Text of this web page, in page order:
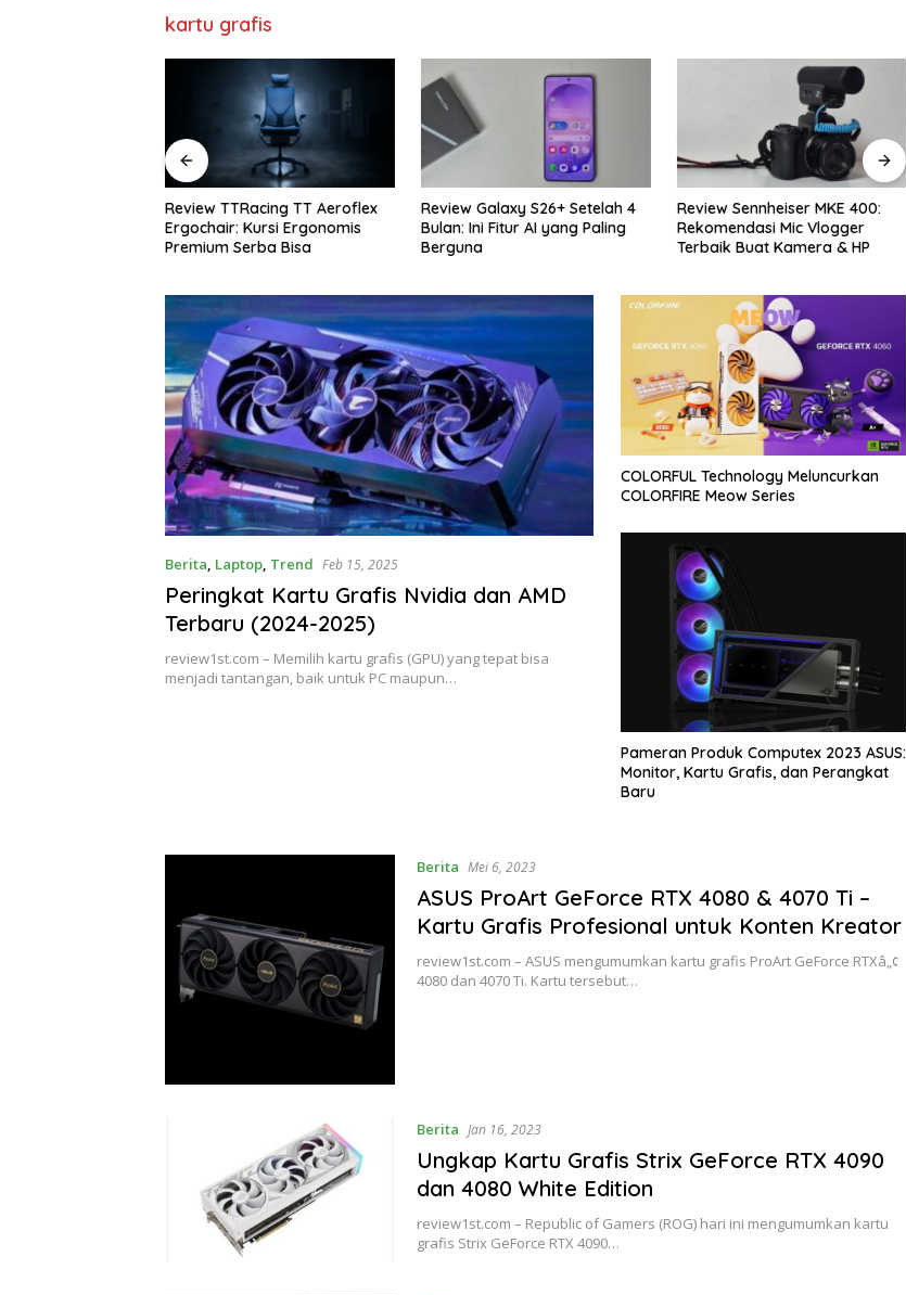
kartu grafis
Review Galaxy S26+ Setelah 4
Bulan: Ini Fitur AI yang Paling
Berguna
Review Sennheiser MKE 400:
Rekomendasi Mic Vlogger
Terbaik Buat Kamera & HP
Review Xiaomi Smart Band 10
Pro: Harga Sejutaan, Fiturnya
Bikin Nagih!
Berita, Laptop, Trend Feb 15, 2025
Peringkat Kartu Grafis Nvidia dan AMD
Terbaru (2024-2025)
review1st.com – Memilih kartu grafis (GPU) yang tepat bisa
menjadi tantangan, baik untuk PC maupun…
COLORFUL Technology Meluncurkan
COLORFIRE Meow Series
Pameran Produk Computex 2023 ASUS:
Monitor, Kartu Grafis, dan Perangkat
Baru
Berita Mei 6, 2023
ASUS ProArt GeForce RTX 4080 & 4070 Ti –
Kartu Grafis Profesional untuk Konten Kreator
review1st.com – ASUS mengumumkan kartu grafis ProArt GeForce RTXâ„¢
4080 dan 4070 Ti. Kartu tersebut…
Berita Jan 16, 2023
Ungkap Kartu Grafis Strix GeForce RTX 4090
dan 4080 White Edition
review1st.com – Republic of Gamers (ROG) hari ini mengumumkan kartu
grafis Strix GeForce RTX 4090…